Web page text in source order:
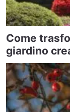
Come
giardino